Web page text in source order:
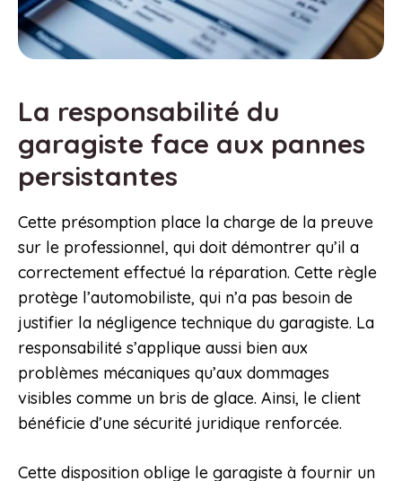
La responsabilité du
garagiste face aux pannes
persistantes
Cette présomption place la charge de la preuve
sur le professionnel, qui doit démontrer qu’il a
correctement effectué la réparation. Cette règle
protège l’automobiliste, qui n’a pas besoin de
justifier la négligence technique du garagiste. La
responsabilité s’applique aussi bien aux
problèmes mécaniques qu’aux dommages
visibles comme un bris de glace. Ainsi, le client
bénéficie d’une sécurité juridique renforcée.
Cette disposition oblige le garagiste à fournir un